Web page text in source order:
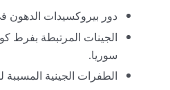
دور بيروكسيدات الدهون
الجينات المرتبطة بفرط
سوريا.
الطفرات الجينية المسببة